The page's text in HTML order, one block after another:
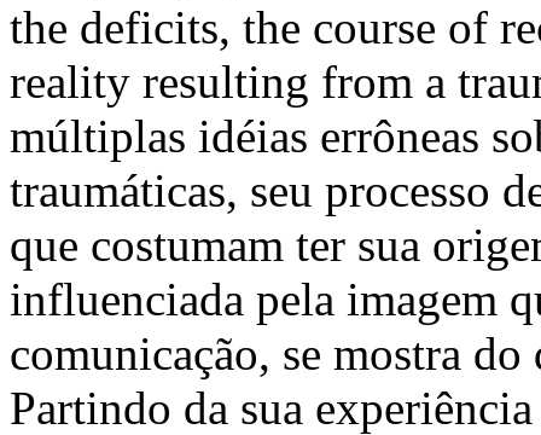
the deficits, the course of
reality resulting from a
múltiplas idéias errôneas
traumáticas, seu processo
que costumam ter sua
influenciada pela imagem
comunicação, se mostra
Partindo da sua